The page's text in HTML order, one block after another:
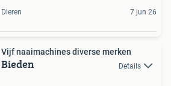
Dieren 7 jun 26
Vijf naaimachines diverse merken
Bieden Details